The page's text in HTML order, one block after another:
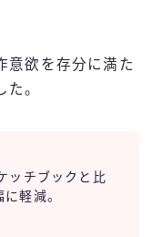
意欲を存分に満た
。
ッチブックと比
軽減。